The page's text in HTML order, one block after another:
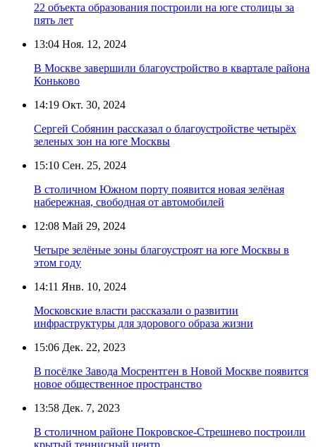
22 объекта образования построили на юге столицы за
пять лет
13:04 Ноя. 12, 2024
В Москве завершили благоустройство в квартале района
Коньково
14:19 Окт. 30, 2024
Сергей Собянин рассказал о благоустройстве четырёх
зеленых зон на юге Москвы
15:10 Сен. 25, 2024
В столичном Южном порту появится новая зелёная
набережная, свободная от автомобилей
12:08 Май 29, 2024
Четыре зелёные зоны благоустроят на юге Москвы в
этом году
14:11 Янв. 10, 2024
Московские власти рассказали о развитии
инфраструктуры для здорового образа жизни
15:06 Дек. 22, 2023
В посёлке Завода Мосрентген в Новой Москве появится
новое общественное пространство
13:58 Дек. 7, 2023
В столичном районе Покровское-Стрешнево построили
крытый теннисный центр